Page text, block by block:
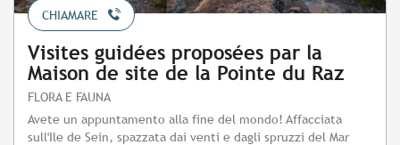
CHIAMARE
Visites guidées proposées par la
Maison de site de la Pointe du Raz
FLORA E FAUNA
Avete un appuntamento alla fine del mondo! Affacciata
sull'Ile de Sein, spazzata dai venti e dagli spruzzi del Mar